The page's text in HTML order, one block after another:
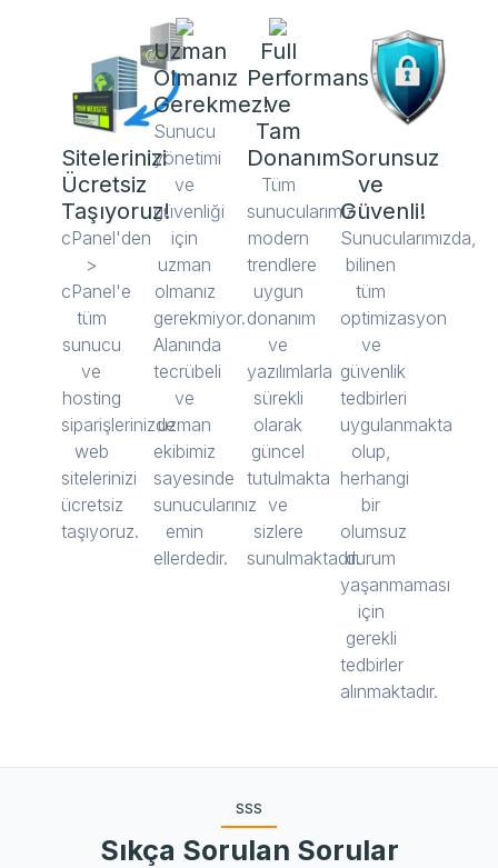
Sitelerinizi
Ücretsiz
Taşıyoruz!
cPanel'den
>
cPanel'e
tüm
sunucu
ve
hosting
siparişlerinizde
web
sitelerinizi
ücretsiz
taşıyoruz.
Uzman
Olmanız
Gerekmez!
Sunucu
yönetimi
ve
güvenliği
için
uzman
olmanız
gerekmiyor.
Alanında
tecrübeli
ve
uzman
ekibimiz
sayesinde
sunucularınız
emin
ellerdedir.
Full
Performans
ve
Tam
Donanım
Tüm
sunucularımız
modern
trendlere
uygun
donanım
ve
yazılımlarla
sürekli
olarak
güncel
tutulmakta
ve
sizlere
sunulmaktadır.
Sorunsuz
ve
Güvenli!
Sunucularımızda,
bilinen
tüm
optimizasyon
ve
güvenlik
tedbirleri
uygulanmakta
olup,
herhangi
bir
olumsuz
durum
yaşanmaması
için
gerekli
tedbirler
alınmaktadır.
SSS
Sıkça Sorulan Sorular